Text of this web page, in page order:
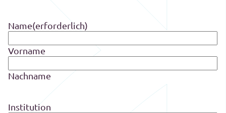
Name(erforderlich)
Vorname
Nachname
Institution